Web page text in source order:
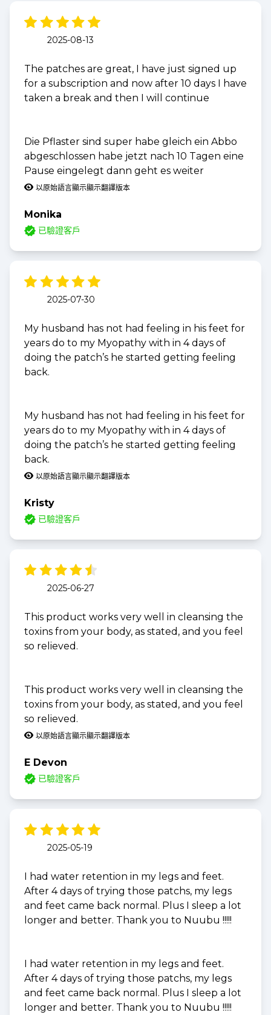
2025-08-13
The patches are great, I have just signed up
for a subscription and now after 10 days I have
taken a break and then I will continue
Die Pflaster sind super habe gleich ein Abbo
abgeschlossen habe jetzt nach 10 Tagen eine
Pause eingelegt dann geht es weiter
以原始語言顯示顯示翻譯版本
Monika
已驗證客戶
2025-07-30
My husband has not had feeling in his feet for
years do to my Myopathy with in 4 days of
doing the patch’s he started getting feeling
back.
My husband has not had feeling in his feet for
years do to my Myopathy with in 4 days of
doing the patch’s he started getting feeling
back.
以原始語言顯示顯示翻譯版本
Kristy
已驗證客戶
2025-06-27
This product works very well in cleansing the
toxins from your body, as stated, and you feel
so relieved.
This product works very well in cleansing the
toxins from your body, as stated, and you feel
so relieved.
以原始語言顯示顯示翻譯版本
E Devon
已驗證客戶
2025-05-19
I had water retention in my legs and feet.
After 4 days of trying those patchs, my legs
and feet came back normal. Plus I sleep a lot
longer and better. Thank you to Nuubu !!!!!
I had water retention in my legs and feet.
After 4 days of trying those patchs, my legs
and feet came back normal. Plus I sleep a lot
longer and better. Thank you to Nuubu !!!!!